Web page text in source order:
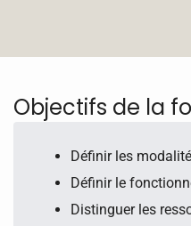
Objectifs de la
Définir les
Définir le
Distinguer les